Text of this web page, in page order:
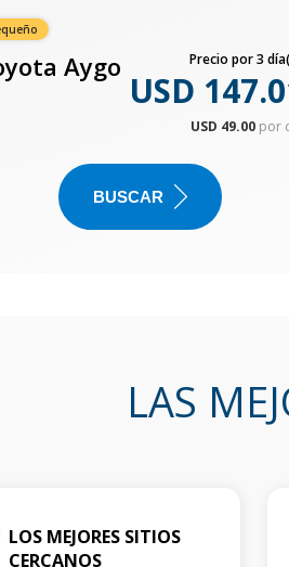
Aygo Precio por 3
USD
USD 49.00 por
BUSCAR
LAS
LOS MEJORES SITIOS
CERCANOS